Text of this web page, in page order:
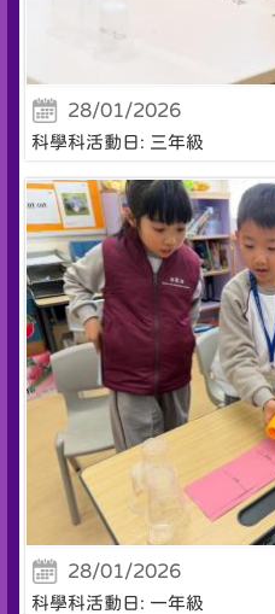
28/01/2026
科學科活動日: 三年級
28/01/2026
科學科活動日: 一年級